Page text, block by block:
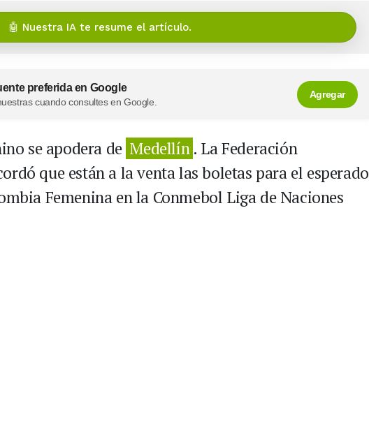
🤖 Nuestra IA te resume el artículo.
preferida en Google
cuando consultes en Google.
Agregar
se apodera de Medellín . La Federación
que están a la venta las boletas para el esperado
Femenina en la Conmebol Liga de Naciones